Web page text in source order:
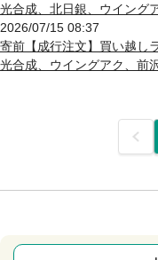
光合成、北日銀、ウイング
2026/07/15 08:37
寄前【成行注文】買い越
光合成、ウイングアク、前
前